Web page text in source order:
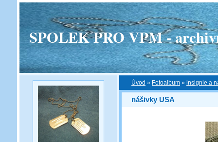
SPOLEK PRO VPM -
Úvod » Fotoalbum » insignie a
nášivky USA